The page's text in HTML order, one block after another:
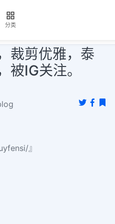
分类
裁剪优雅，泰
被IG关注。
』